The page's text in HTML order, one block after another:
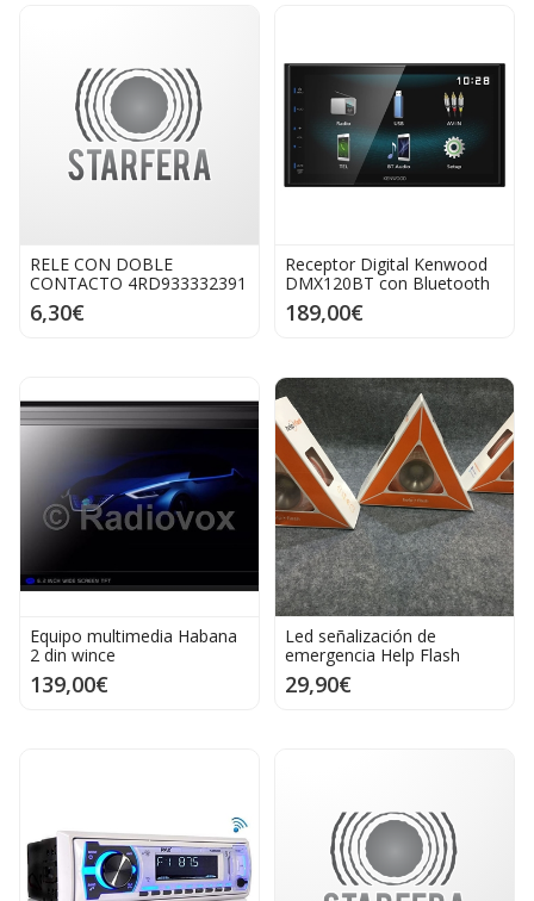
RELE CON DOBLE
CONTACTO 4RD933332391
6,30€
Receptor Digital Kenwood
DMX120BT con Bluetooth
189,00€
Equipo multimedia Habana
2 din wince
139,00€
Led señalización de
emergencia Help Flash
29,90€